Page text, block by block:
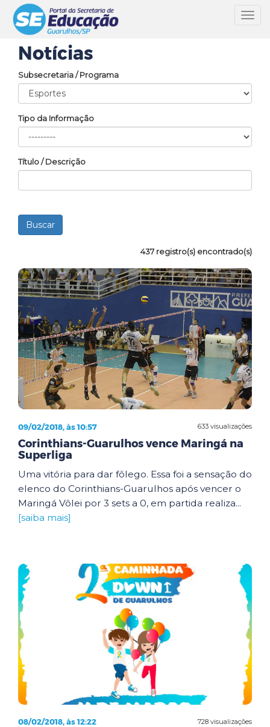
Notícias
Subsecretaria / Programa
Tipo da Informação
Título / Descrição
437 registro(s) encontrado(s)
633 visualizações
09/02/2018, às 10:57
Corinthians-Guarulhos vence Maringá na
Superliga
Uma vitória para dar fôlego. Essa foi a sensação do
elenco do Corinthians-Guarulhos após vencer o
Maringá Vôlei por 3 sets a 0, em partida realiza...
[saiba mais]
728 visualizações
08/02/2018, às 12:22